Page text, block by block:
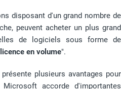
disposant d'un grand nombre de
peuvent acheter un plus grand
de logiciels sous forme de
en volume".
plusieurs avantages pour
accorde d'importantes